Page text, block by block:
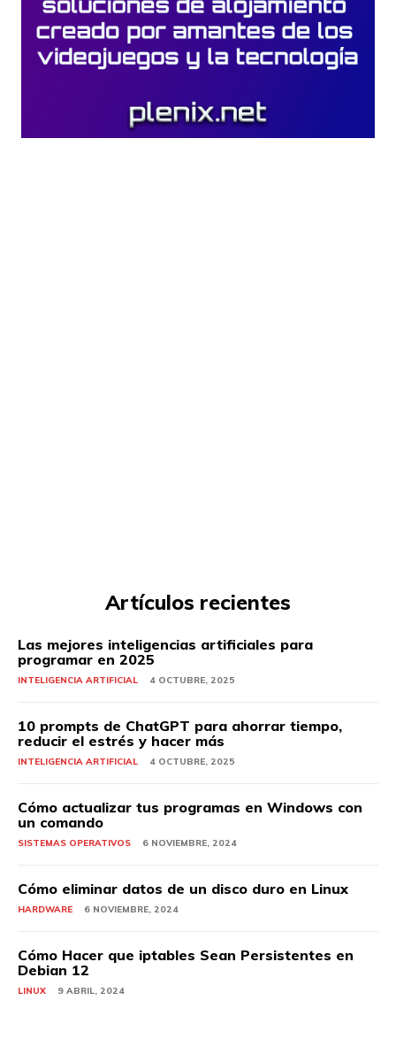
Artículos recientes
Las mejores inteligencias artificiales para
programar en 2025
INTELIGENCIA ARTIFICIAL 4 OCTUBRE, 2025
10 prompts de ChatGPT para ahorrar tiempo,
reducir el estrés y hacer más
INTELIGENCIA ARTIFICIAL 4 OCTUBRE, 2025
Cómo actualizar tus programas en Windows con
un comando
SISTEMAS OPERATIVOS 6 NOVIEMBRE, 2024
Cómo eliminar datos de un disco duro en Linux
HARDWARE 6 NOVIEMBRE, 2024
Cómo Hacer que iptables Sean Persistentes en
Debian 12
LINUX 9 ABRIL, 2024